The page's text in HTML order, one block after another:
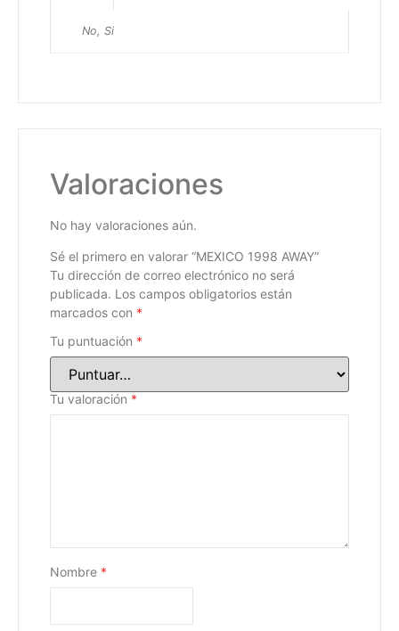
No, Si
Valoraciones
No hay valoraciones aún.
Sé el primero en valorar “MEXICO 1998 AWAY”
Tu dirección de correo electrónico no será
publicada. Los campos obligatorios están
marcados con *
Tu puntuación *
Tu valoración *
Nombre *